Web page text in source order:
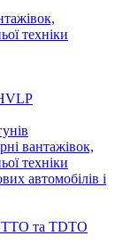
техніки
вантажівок,
техніки
автомобілів і
та TDTO